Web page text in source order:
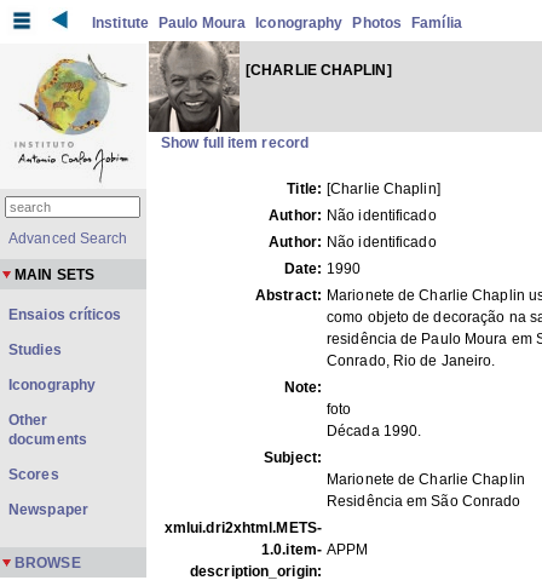
Institute Paulo Moura Iconography Photos Família
[CHARLIE CHAPLIN]
Show full item record
Title: [Charlie Chaplin]
Author: Não identificado
Author: Não identificado
Date: 1990
Abstract: Marionete de Charlie Chaplin
como objeto de decoração na
residência de Paulo Moura em
Conrado, Rio de Janeiro.
Note:
foto
Década 1990.
Subject:
Marionete de Charlie Chaplin
Residência em São Conrado
xmlui.dri2xhtml.METS-
1.0.item-
description_origin:
APPM
Advanced Search
MAIN SETS
Ensaios críticos
Studies
Iconography
Other
documents
Scores
Newspaper
BROWSE